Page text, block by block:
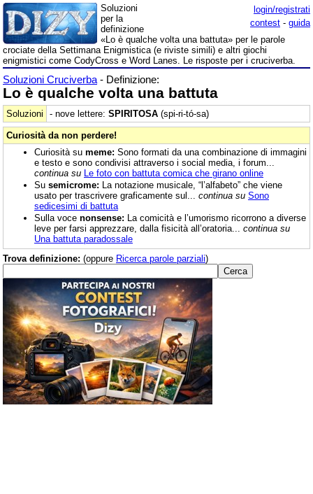
login/registrati
contest - guida
Soluzioni
per la
definizione
«Lo è qualche volta una battuta» per le parole
crociate della Settimana Enigmistica (e riviste simili) e altri giochi
enigmistici come CodyCross e Word Lanes. Le risposte per i cruciverba.
Soluzioni Cruciverba - Definizione:
Lo è qualche volta una battuta
Soluzioni - nove lettere: SPIRITOSA (spi-ri-tó-sa)
Curiosità da non perdere!
Curiosità su meme: Sono formati da una combinazione di immagini
e testo e sono condivisi attraverso i social media, i forum...
continua su Le foto con battuta comica che girano online
Su semicrome: La notazione musicale, “l’alfabeto” che viene
usato per trascrivere graficamente sul... continua su Sono
sedicesimi di battuta
Sulla voce nonsense: La comicità e l’umorismo ricorrono a diverse
leve per farsi apprezzare, dalla fisicità all’oratoria... continua su
Una battuta paradossale
Trova definizione: (oppure Ricerca parole parziali)